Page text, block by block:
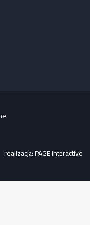
realizacja:PAGE Interactive